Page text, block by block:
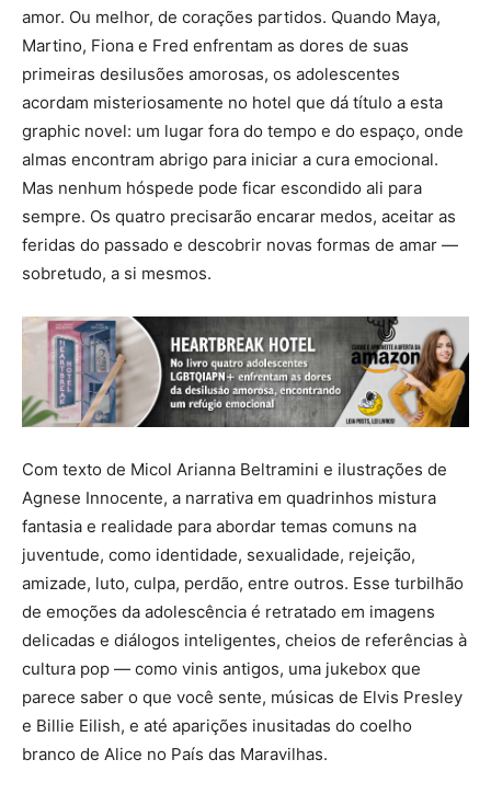
amor. Ou melhor, de corações partidos. Quando Maya,
Martino, Fiona e Fred enfrentam as dores de suas
primeiras desilusões amorosas, os adolescentes
acordam misteriosamente no hotel que dá título a esta
graphic novel: um lugar fora do tempo e do espaço, onde
almas encontram abrigo para iniciar a cura emocional.
Mas nenhum hóspede pode ficar escondido ali para
sempre. Os quatro precisarão encarar medos, aceitar as
feridas do passado e descobrir novas formas de amar —
sobretudo, a si mesmos.
Com texto de Micol Arianna Beltramini e ilustrações de
Agnese Innocente, a narrativa em quadrinhos mistura
fantasia e realidade para abordar temas comuns na
juventude, como identidade, sexualidade, rejeição,
amizade, luto, culpa, perdão, entre outros. Esse turbilhão
de emoções da adolescência é retratado em imagens
delicadas e diálogos inteligentes, cheios de referências à
cultura pop — como vinis antigos, uma jukebox que
parece saber o que você sente, músicas de Elvis Presley
e Billie Eilish, e até aparições inusitadas do coelho
branco de Alice no País das Maravilhas.